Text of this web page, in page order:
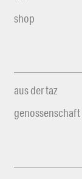
shop
aus der taz
genossenschaft